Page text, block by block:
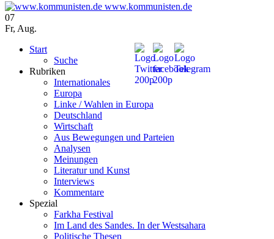
www.kommunisten.de
07
Fr, Aug.
Start
Suche
Rubriken
Internationales
Europa
Linke / Wahlen in Europa
Deutschland
Wirtschaft
Aus Bewegungen und Parteien
Analysen
Meinungen
Literatur und Kunst
Interviews
Kommentare
Spezial
Farkha Festival
Im Land des Sandes. In der Westsahara
Politische Thesen